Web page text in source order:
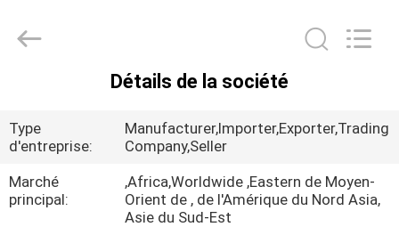
PRODUITS
AU
JIAXING
JICHENG
Détails de la société
Type
d'entreprise:
Manufacturer,Importer,Exporter,Trading
Company,Seller
Marché
principal:
,Africa,Worldwide ,Eastern de Moyen-
Orient de , de l'Amérique du Nord Asia,
Asie du Sud-Est